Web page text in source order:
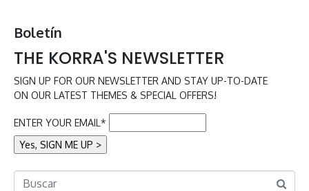
Boletín
THE KORRA'S NEWSLETTER
SIGN UP FOR OUR NEWSLETTER AND STAY UP-TO-DATE
ON OUR LATEST THEMES & SPECIAL OFFERS!
ENTER YOUR EMAIL*